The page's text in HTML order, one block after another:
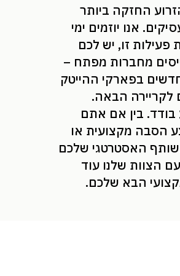
החזקה ביותר
אנו יוזמים ימי
פעילות זו, יש לכם
מחברות מפתח –
חדשים בפארקי ההייטק
לקריירה הבאה.
בודד. בין אם אתם
הסבה מקצועית או
האסטרטגי שלכם
הצוות שלנו עוד
הבא שלכם.